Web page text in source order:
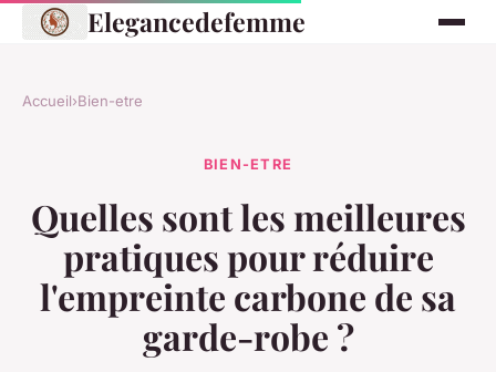
Elegancedefemme
Accueil›Bien-etre
BIEN-ETRE
Quelles sont les meilleures
pratiques pour réduire
l'empreinte carbone de sa
garde-robe ?